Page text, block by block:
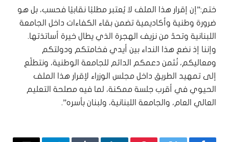
ختم:”إن إقرار هذا الملف لا يُعتبر مطلبًا نقابيًا فحسب، بل هو
ضرورة وطنية وأكاديمية تضمن بقاء الكفاءات داخل الجامعة
اللبنانية وتحدّ من نزيف الهجرة الذي يطال خيرة أساتذتها.
وإننا إذ نضع هذا النداء بين أيدي فخامتكم ودولتكم
ومعاليكم، نُثمن دعمكم الدائم للجامعة الوطنية، ونتطلّع
إلى تمهيد الطريق داخل مجلس الوزراء لإقرار هذا الملف
الحيوي في أقرب جلسة ممكنة، لما فيه مصلحة التعليم
العالي العام، والجامعة اللبنانية، ولبنان بأسره”.